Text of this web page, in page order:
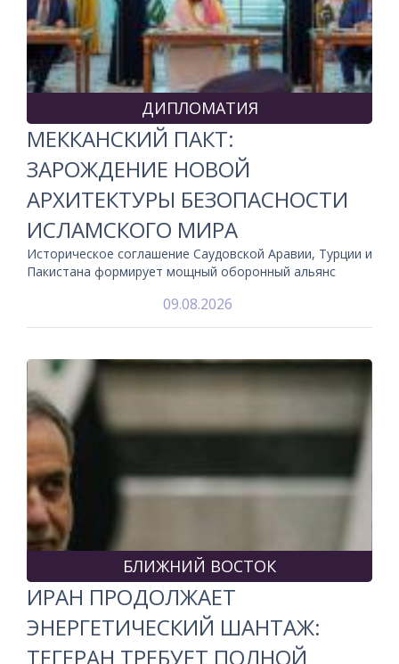
ДИПЛОМАТИЯ
МЕККАНСКИЙ ПАКТ:
ЗАРОЖДЕНИЕ НОВОЙ
АРХИТЕКТУРЫ БЕЗОПАСНОСТИ
ИСЛАМСКОГО МИРА
Историческое соглашение Саудовской Аравии, Турции и
Пакистана формирует мощный оборонный альянс
09.08.2026
БЛИЖНИЙ ВОСТОК
ИРАН ПРОДОЛЖАЕТ
ЭНЕРГЕТИЧЕСКИЙ ШАНТАЖ:
ТЕГЕРАН ТРЕБУЕТ ПОЛНОЙ